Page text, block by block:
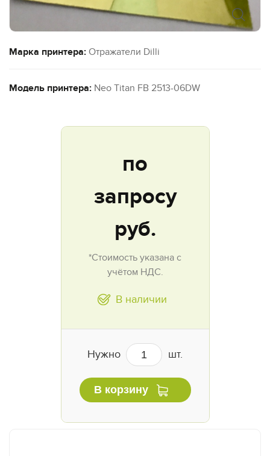
Марка принтера: Отражатели Dilli
Модель принтера: Neo Titan FB 2513-06DW
по
запросу
руб.
*Стоимость указана с
учётом НДС.
В наличии
Нужно шт.
В корзину